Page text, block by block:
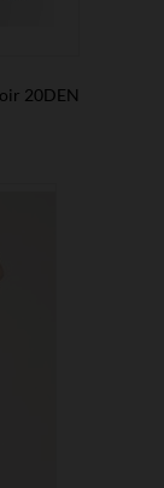
20DEN